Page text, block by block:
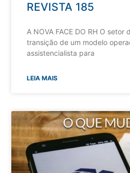
REVISTA 185
A NOVA FACE DO RH O setor
transição de um modelo
assistencialista para
LEIA MAIS